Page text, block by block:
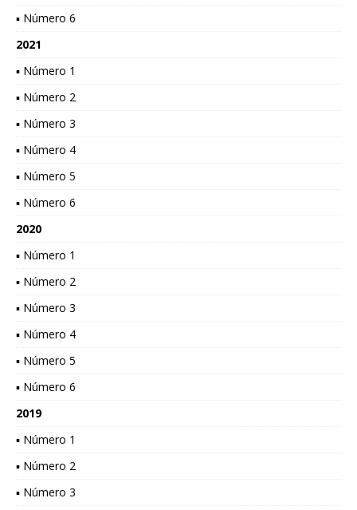
▪ Número 6
2021
▪ Número 1
▪ Número 2
▪ Número 3
▪ Número 4
▪ Número 5
▪ Número 6
2020
▪ Número 1
▪ Número 2
▪ Número 3
▪ Número 4
▪ Número 5
▪ Número 6
2019
▪ Número 1
▪ Número 2
▪ Número 3